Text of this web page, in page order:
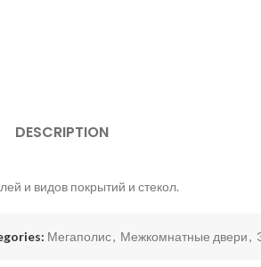
DESCRIPTION
и видов покрытий и стекол.
Мегаполис, Межкомнатные двери,